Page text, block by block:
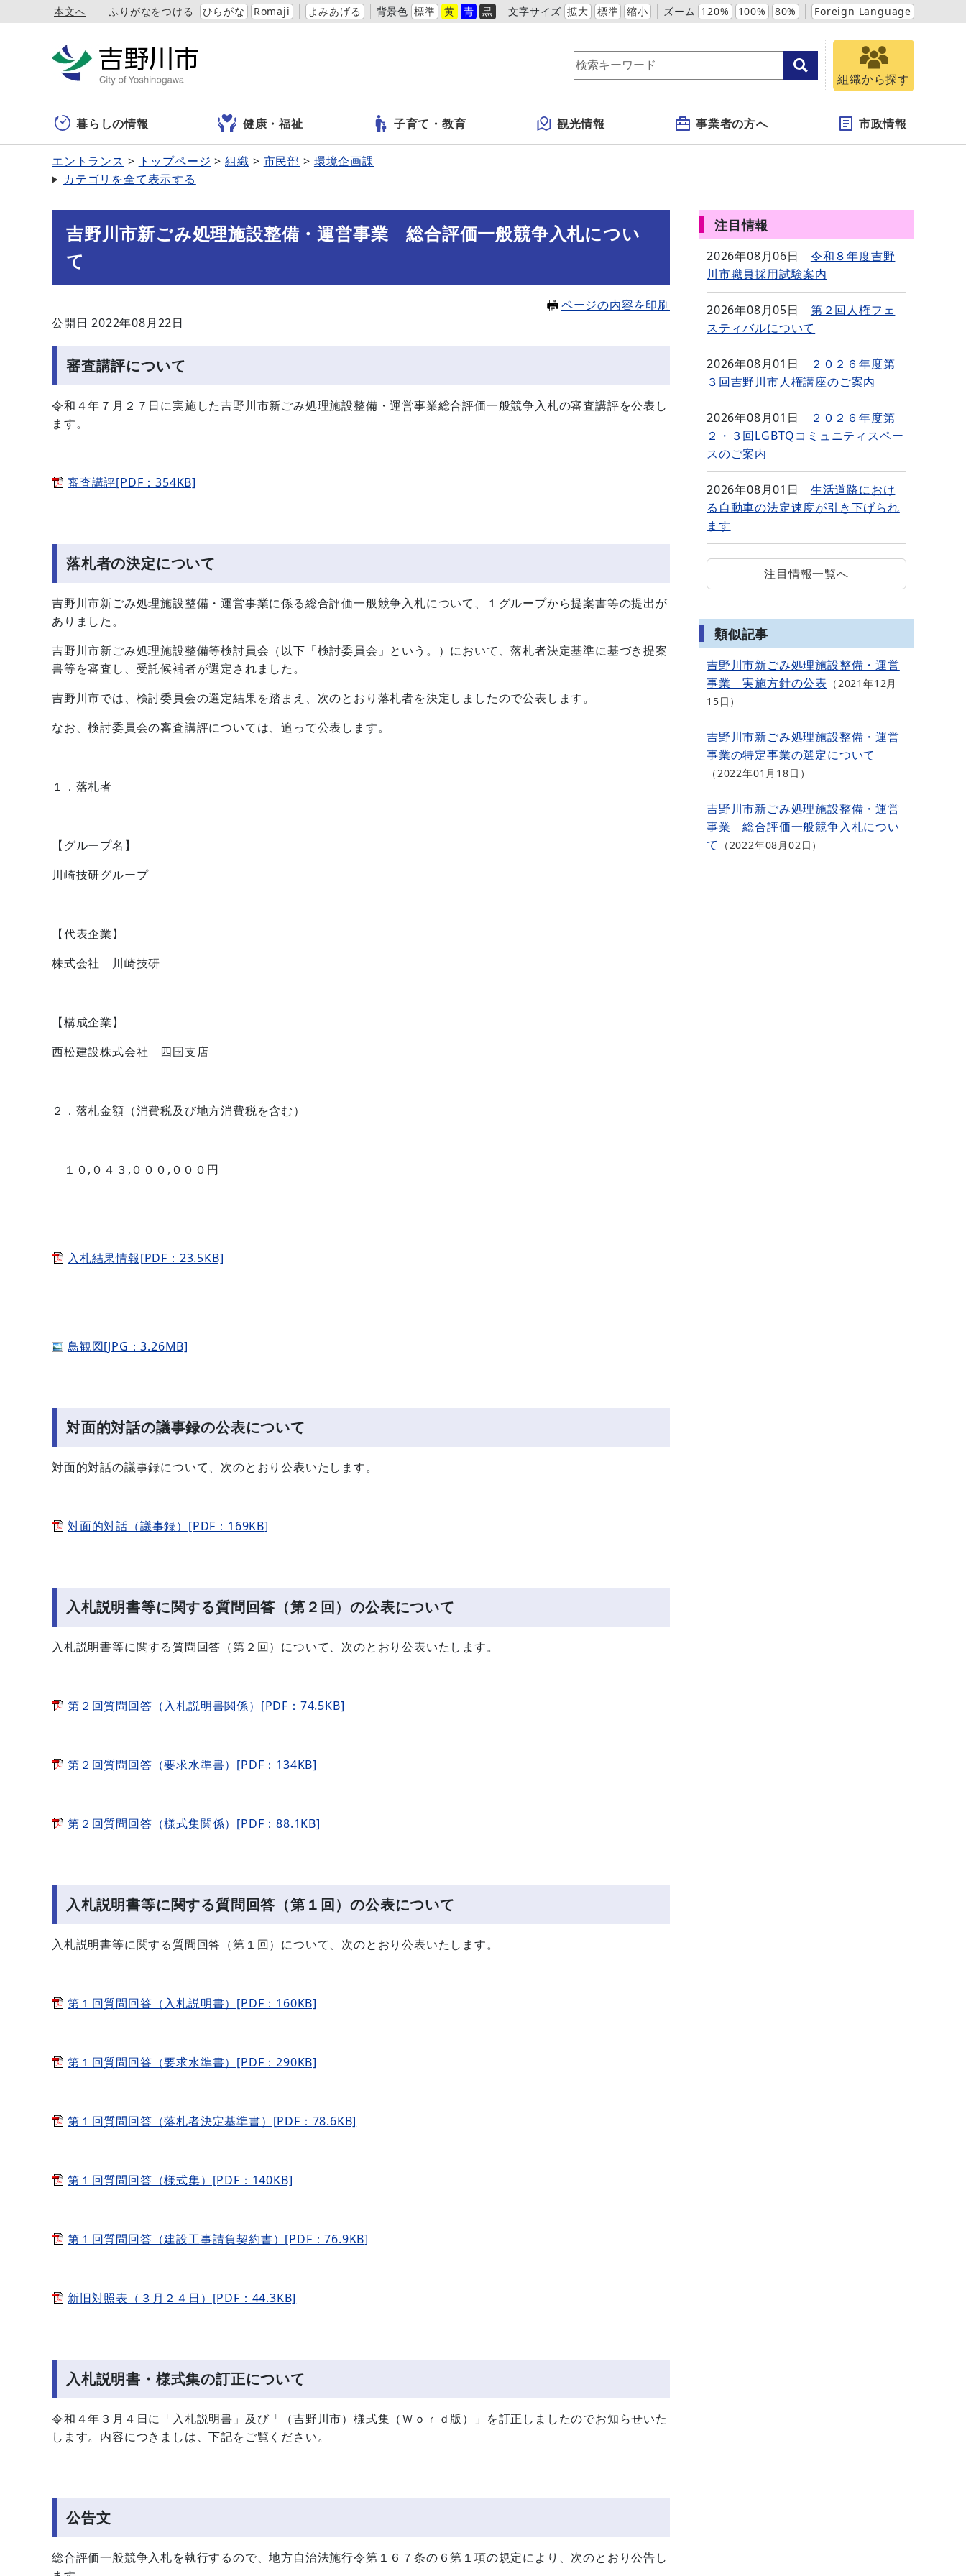
本文へ ふりがなをつける ひらがな Romaji よみあげる 背景色 標準 黄 青 黒 文字サイズ 拡大 標準 縮小 ズーム 120% 100% 80% Foreign Language
組織から探す
暮らしの情報 健康・福祉 子育て・教育 観光情報 事業者の方へ 市政情報
エントランス トップページ 組織 市民部
環境企画課
カテゴリを全て表示する
吉野川市新ごみ処理施設整備・運営事業 総合評価一般競争入札につい
て
ページの内容を印刷
公開日 2022年08月22日
審査講評について
令和４年７月２７日に実施した吉野川市新ごみ処理施設整備・運営事業総合評価一般競争入札の審査講評を公表し
ます。
審査講評[PDF：354KB]
落札者の決定について
吉野川市新ごみ処理施設整備・運営事業に係る総合評価一般競争入札について、１グループから提案書等の提出が
ありました。
吉野川市新ごみ処理施設整備等検討員会（以下「検討委員会」という。）において、落札者決定基準に基づき提案
書等を審査し、受託候補者が選定されました。
吉野川市では、検討委員会の選定結果を踏まえ、次のとおり落札者を決定しましたので公表します。
なお、検討委員会の審査講評については、追って公表します。
１．落札者
【グループ名】
川崎技研グループ
【代表企業】
株式会社 川崎技研
【構成企業】
西松建設株式会社 四国支店
２．落札金額（消費税及び地方消費税を含む）
１０,０４３,０００,０００円
入札結果情報[PDF：23.5KB]
鳥観図[JPG：3.26MB]
対面的対話の議事録の公表について
対面的対話の議事録について、次のとおり公表いたします。
対面的対話（議事録）[PDF：169KB]
入札説明書等に関する質問回答（第２回）の公表について
入札説明書等に関する質問回答（第２回）について、次のとおり公表いたします。
第２回質問回答（入札説明書関係）[PDF：74.5KB]
第２回質問回答（要求水準書）[PDF：134KB]
第２回質問回答（様式集関係）[PDF：88.1KB]
入札説明書等に関する質問回答（第１回）の公表について
入札説明書等に関する質問回答（第１回）について、次のとおり公表いたします。
第１回質問回答（入札説明書）[PDF：160KB]
第１回質問回答（要求水準書）[PDF：290KB]
第１回質問回答（落札者決定基準書）[PDF：78.6KB]
第１回質問回答（様式集）[PDF：140KB]
第１回質問回答（建設工事請負契約書）[PDF：76.9KB]
新旧対照表（３月２４日）[PDF：44.3KB]
入札説明書・様式集の訂正について
令和４年３月４日に「入札説明書」及び「（吉野川市）様式集（Ｗｏｒｄ版）」を訂正しましたのでお知らせいた
します。内容につきましは、下記をご覧ください。
公告文
総合評価一般競争入札を執行するので、地方自治法施行令第１６７条の６第１項の規定により、次のとおり公告し
注目情報
2026年08月06日
令和８年度吉野
川市職員採用試験案内
2026年08月05日
第２回人権フェ
スティバルについて
2026年08月01日
２０２６年度第
３回吉野川市人権講座のご案内
2026年08月01日
２０２６年度第
２・３回LGBTQコミュニティスペー
スのご案内
2026年08月01日
生活道路におけ
る自動車の法定速度が引き下げられ
ます
注目情報一覧へ
類似記事
吉野川市新ごみ処理施設整備・運営
事業 実施方針の公表
2021年12月
15日
吉野川市新ごみ処理施設整備・運営
事業の特定事業の選定について
2022年01月18日
吉野川市新ごみ処理施設整備・運営
事業 総合評価一般競争入札につい
て
2022年08月02日